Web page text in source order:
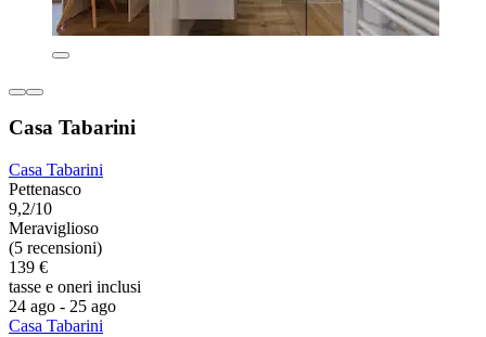
Casa Tabarini
Casa Tabarini
Pettenasco
9,2/10
Meraviglioso
(5 recensioni)
139 €
tasse e oneri inclusi
24 ago - 25 ago
Casa Tabarini